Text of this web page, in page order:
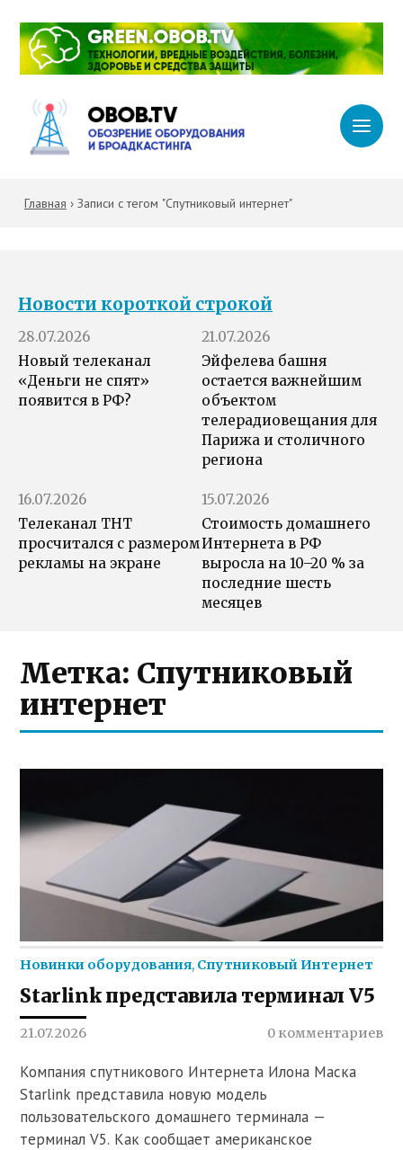
Главная › Записи с тегом "Спутниковый интернет"
Новости короткой строкой
28.07.2026
Новый телеканал
«Деньги не спят»
появится в РФ?
21.07.2026
Эйфелева башня
остается важнейшим
объектом
телерадиовещания для
Парижа и столичного
региона
16.07.2026
Телеканал ТНТ
просчитался с размером
рекламы на экране
15.07.2026
Стоимость домашнего
Интернета в РФ
выросла на 10–20 % за
последние шесть
месяцев
Метка: Спутниковый
интернет
Новинки оборудования, Спутниковый Интернет
Starlink представила терминал V5
21.07.2026 0 комментариев
Компания спутникового Интернета Илона Маска
Starlink представила новую модель
пользовательского домашнего терминала —
терминал V5. Как сообщает американское